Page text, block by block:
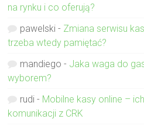
na rynku i co oferują?
pawelski - Zmiana serwisu
trzeba wtedy pamiętać?
mandiego - Jaka waga do
wyborem?
rudi - Mobilne kasy online –
komunikacji z CRK